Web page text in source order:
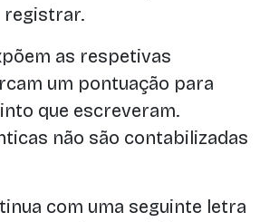
registrar.
as respetivas
um pontuação para
que escreveram.
não são contabilizadas
com uma seguinte letra